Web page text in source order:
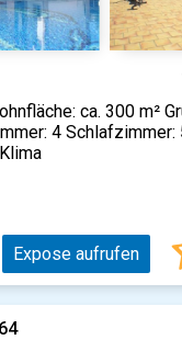
ca. 300 m²
4 Schlafzimmer:
Expose aufrufen